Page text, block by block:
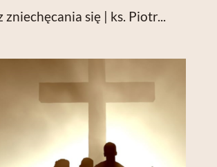
zniechęcania się | ks. Piotr...